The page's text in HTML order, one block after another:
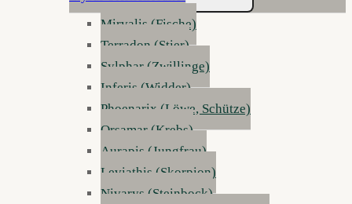
Umschalten
Mirvalis (Fische)
Terradon (Stier)
Sylphar (Zwillinge)
Inferis (Widder)
Phoenarix (Löwe, Schütze)
Orsamar (Krebs)
Aurapis (Jungfrau)
Leviathis (Skorpion)
Nivarys (Steinbock)